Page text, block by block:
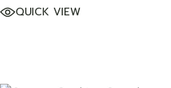
QUICK VIEW